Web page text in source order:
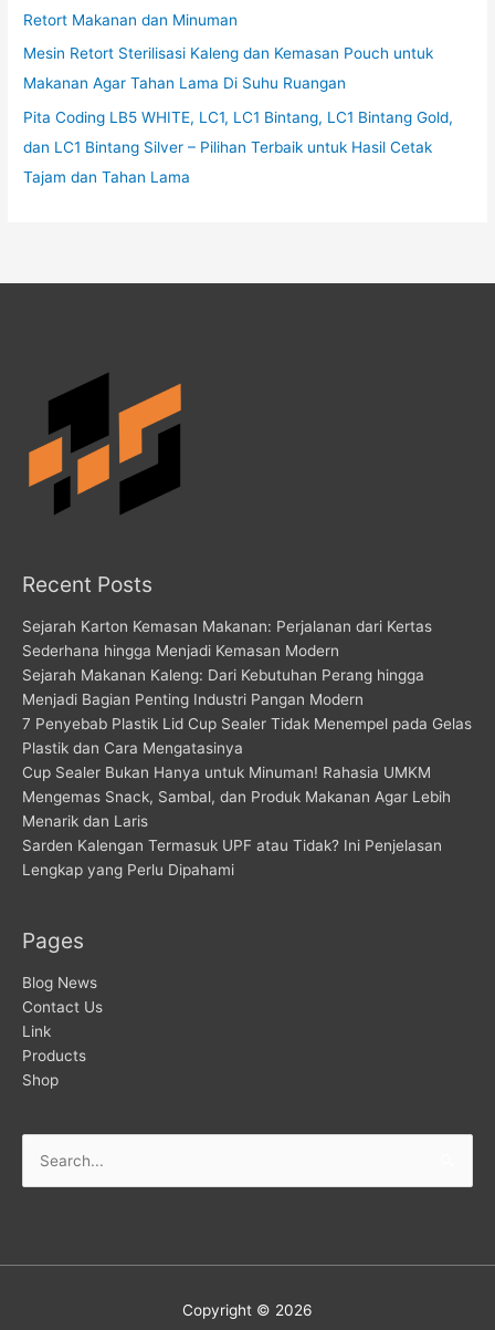
Retort Makanan dan Minuman
Mesin Retort Sterilisasi Kaleng dan Kemasan Pouch untuk
Makanan Agar Tahan Lama Di Suhu Ruangan
Pita Coding LB5 WHITE, LC1, LC1 Bintang, LC1 Bintang Gold,
dan LC1 Bintang Silver – Pilihan Terbaik untuk Hasil Cetak
Tajam dan Tahan Lama
Recent Posts
Sejarah Karton Kemasan Makanan: Perjalanan dari Kertas
Sederhana hingga Menjadi Kemasan Modern
Sejarah Makanan Kaleng: Dari Kebutuhan Perang hingga
Menjadi Bagian Penting Industri Pangan Modern
7 Penyebab Plastik Lid Cup Sealer Tidak Menempel pada Gelas
Plastik dan Cara Mengatasinya
Cup Sealer Bukan Hanya untuk Minuman! Rahasia UMKM
Mengemas Snack, Sambal, dan Produk Makanan Agar Lebih
Menarik dan Laris
Sarden Kalengan Termasuk UPF atau Tidak? Ini Penjelasan
Lengkap yang Perlu Dipahami
Pages
Blog News
Contact Us
Link
Products
Shop
Copyright © 2026